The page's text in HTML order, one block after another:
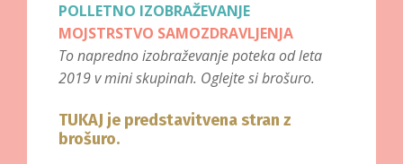
POLLETNO IZOBRAŽEVANJE
MOJSTRSTVO SAMOZDRAVLJENJA
To napredno izobraževanje poteka od leta
2019 v mini skupinah. Oglejte si brošuro.
TUKAJ je predstavitvena stran z
brošuro.